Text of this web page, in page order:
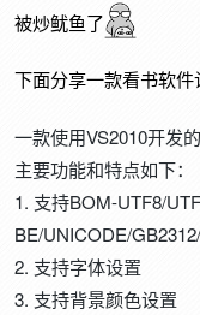
被炒鱿鱼了
下面分享一款看书软
一款使用VS2010开发
主要功能和特点如下：
1. 支持BOM-UTF8/
BE/UNICODE/
2. 支持字体设置
3. 支持背景颜色设置